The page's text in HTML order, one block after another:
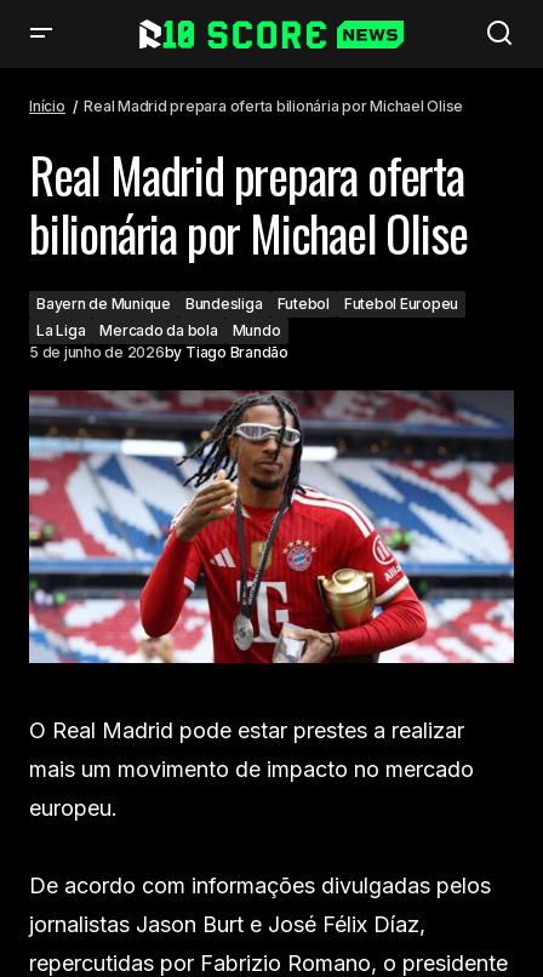
Início Real Madrid prepara oferta bilionária por Michael Olise
Real Madrid prepara oferta
bilionária por Michael Olise
Bayern de Munique Bundesliga Futebol
Futebol Europeu
La Liga
Mercado da bola
Mundo
5 de junho de 2026by Tiago Brandão
O Real Madrid pode estar prestes a realizar
mais um movimento de impacto no mercado
europeu.
De acordo com informações divulgadas pelos
jornalistas Jason Burt e José Félix Díaz,
repercutidas por Fabrizio Romano, o presidente